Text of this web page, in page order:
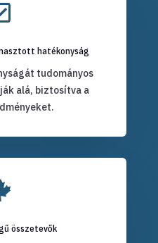
hatékonyság
tudományos
alá, biztosítva a
összetevők